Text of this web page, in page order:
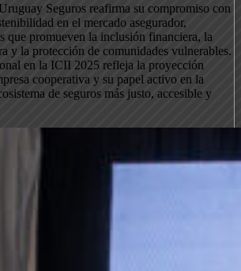
Seguros reafirma su compromiso con
en el mercado asegurador,
que promueven la inclusión financiera, la
y la protección de comunidades vulnerables.
en la ICII 2025 refleja la proyección
cooperativa y su papel activo en la
de seguros más justo, accesible y